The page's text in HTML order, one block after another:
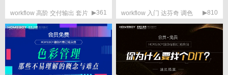
workflow 高阶 交付输出 套片 ▶361 workflow 入门 达芬奇 调色 ▶810